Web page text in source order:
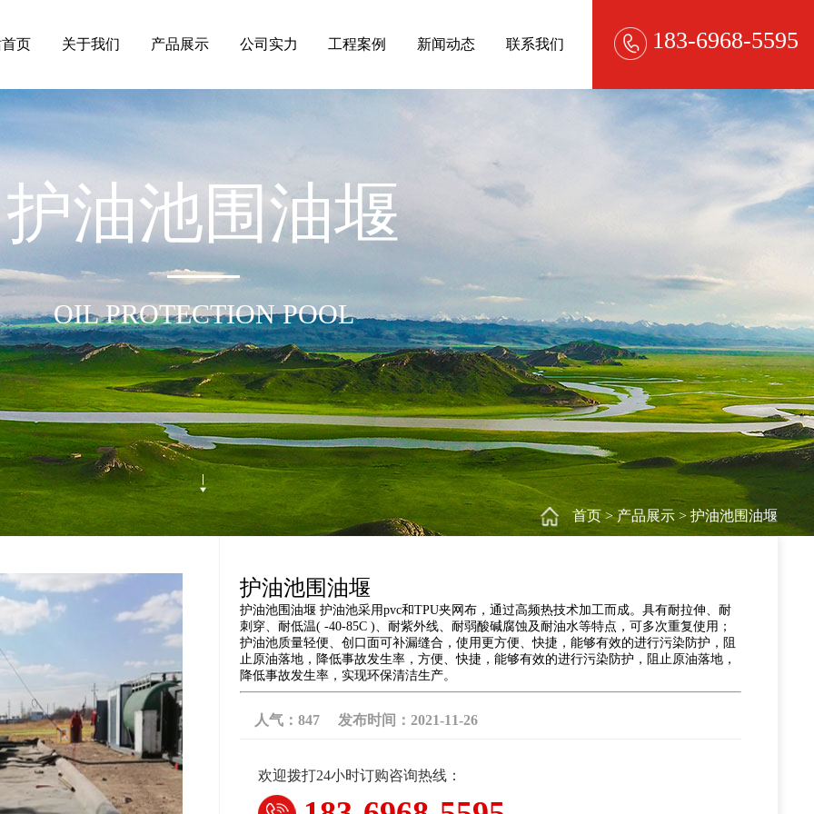
183-6968-5595
页 关于我们 产品展示 公司实力 工程案例 新闻动态 联系我们
首页>产品展示> 护油池围油堰
护油池围油堰
OIL PROTECTION POOL
护油池围油堰
护油池围油堰 护油池采用pvc和TPU夹网布，通过高频热技术加工而成。具有耐拉伸、耐
刺穿、耐低温( -40-85C )、耐紫外线、耐弱酸碱腐蚀及耐油水等特点，可多次重复使用；
护油池质量轻便、创口面可补漏缝合，使用更方便、快捷，能够有效的进行污染防护，阻
止原油落地，降低事故发生率，方便、快捷，能够有效的进行污染防护，阻止原油落地，
降低事故发生率，实现环保清洁生产。
人气： 847 发布时间：2021-11-26
欢迎拨打24小时订购咨询热线：